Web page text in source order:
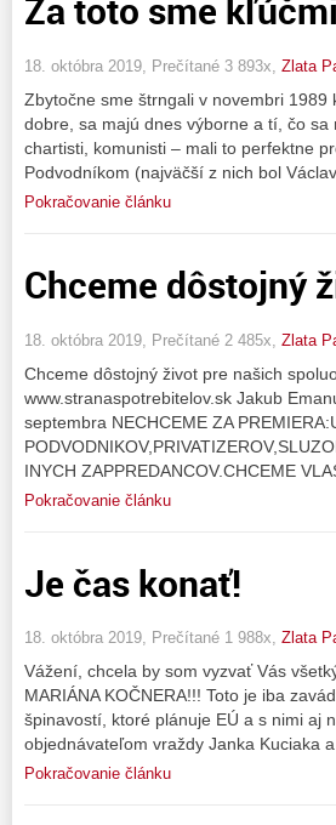
Za toto sme
18. októbra 2019, Prečítané 3 893x, Zlata
Zbytočne sme štrngali v novembri
dobre, sa majú dnes výborne a tí, čo
chartisti, komunisti – mali to perfektne
Podvodníkom (najväčší z nich bol
Pokračovanie článku
Chceme dôstojný
18. októbra 2019, Prečítané 2 485x, Zlata
Chceme dôstojný život pre našich
www.stranaspotrebitelov.sk ‎Jakub
septembra NECHCEME ZA
INYCH ZAPPREDANCOV.CHCEME
Pokračovanie článku
Je čas konať!
18. októbra 2019, Prečítané 1 988x, Zlata
Vážení, chcela by som vyzvať Vás
MARIÁNA KOČNERA!!! Toto je iba
špinavostí, ktoré plánuje EÚ a s nimi aj
objednávateľom vraždy Janka Kuciaka
Pokračovanie článku